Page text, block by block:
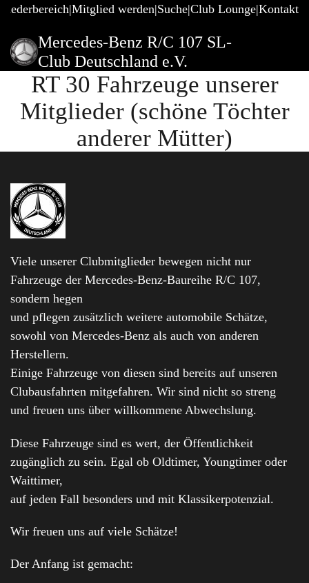
Mitglied werden Suche Club Lounge Kontakt
Mercedes-Benz R/C 107 SL-
Club Deutschland e.V.
RT 30 Fahrzeuge unserer
Mitglieder (schöne Töchter
anderer Mütter)
Viele unserer Clubmitglieder bewegen nicht nur
Fahrzeuge der Mercedes-Benz-Baureihe R/C 107,
sondern hegen
und pflegen zusätzlich weitere automobile Schätze,
sowohl von Mercedes-Benz als auch von anderen
Herstellern.
Einige Fahrzeuge von diesen sind bereits auf unseren
Clubausfahrten mitgefahren. Wir sind nicht so streng
und freuen uns über willkommene Abwechslung.
Diese Fahrzeuge sind es wert, der Öffentlichkeit
zugänglich zu sein. Egal ob Oldtimer, Youngtimer oder
Waittimer,
auf jeden Fall besonders und mit Klassikerpotenzial.
Wir freuen uns auf viele Schätze!
Der Anfang ist gemacht: